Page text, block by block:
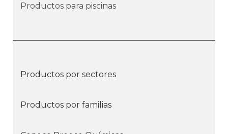
Productos para piscinas
Productos por sectores
Productos por familias